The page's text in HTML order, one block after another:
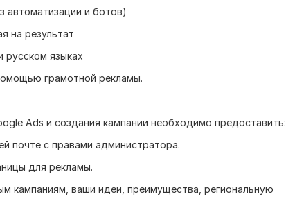
автоматизации и ботов)
на результат
русском языках
грамотной рекламы.
Ads и создания кампании необходимо предоставить:
почте с правами администратора.
для рекламы.
кампаниям, ваши идеи, преимущества, региональную